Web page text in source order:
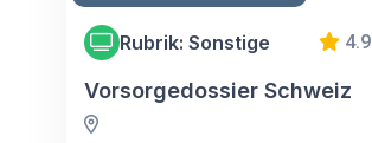
Rubrik: Sonstige 4.9
Vorsorgedossier Schweiz